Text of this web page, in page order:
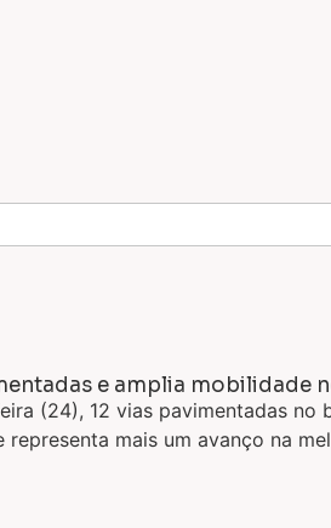
e amplia mobilidade
(24), 12 vias pavimentadas
mais um avanço na